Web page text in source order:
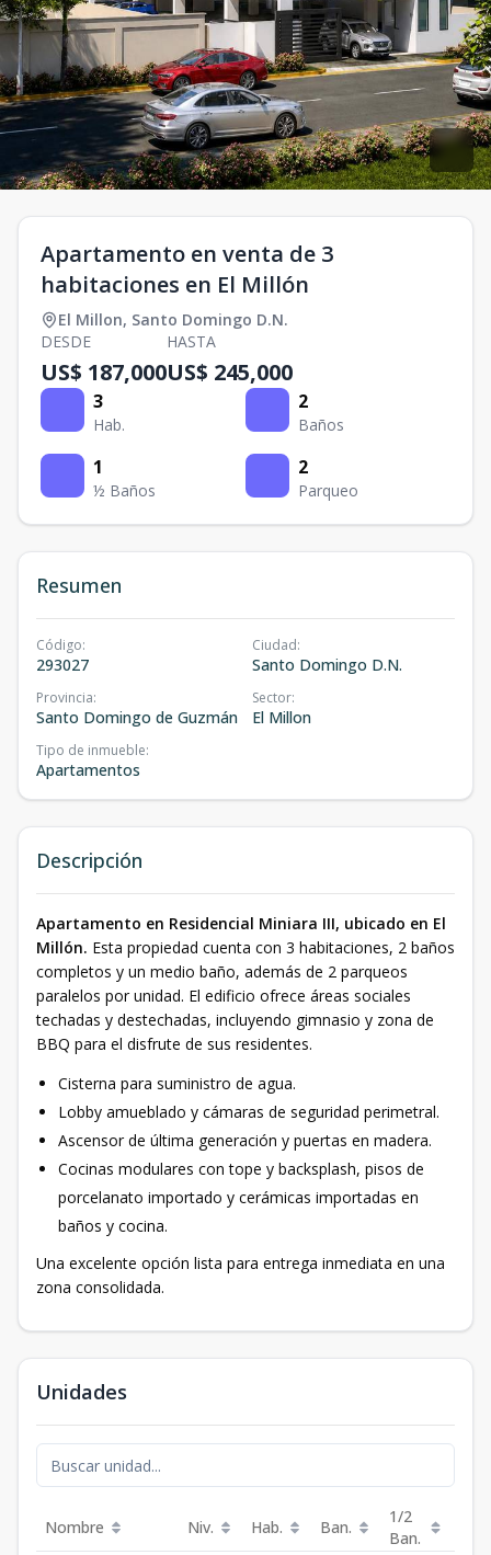
Apartamento en venta de 3
habitaciones en El Millón
El Millon, Santo Domingo D.N.
DESDE
US$ 187,000
HASTA
US$ 245,000
3
Hab.
2
Baños
1
½ Baños
2
Parqueo
Resumen
Código:
293027
Ciudad:
Santo Domingo D.N.
Provincia:
Santo Domingo de Guzmán
Sector:
El Millon
Tipo de inmueble:
Apartamentos
Descripción
Apartamento en Residencial Miniara III, ubicado en El
Millón. Esta propiedad cuenta con 3 habitaciones, 2 baños
completos y un medio baño, además de 2 parqueos
paralelos por unidad. El edificio ofrece áreas sociales
techadas y destechadas, incluyendo gimnasio y zona de
BBQ para el disfrute de sus residentes.
Cisterna para suministro de agua.
Lobby amueblado y cámaras de seguridad perimetral.
Ascensor de última generación y puertas en madera.
Cocinas modulares con tope y backsplash, pisos de
porcelanato importado y cerámicas importadas en
baños y cocina.
Una excelente opción lista para entrega inmediata en una
zona consolidada.
Unidades
Nombre Niv. Hab. Ban.
1/2
Ban.